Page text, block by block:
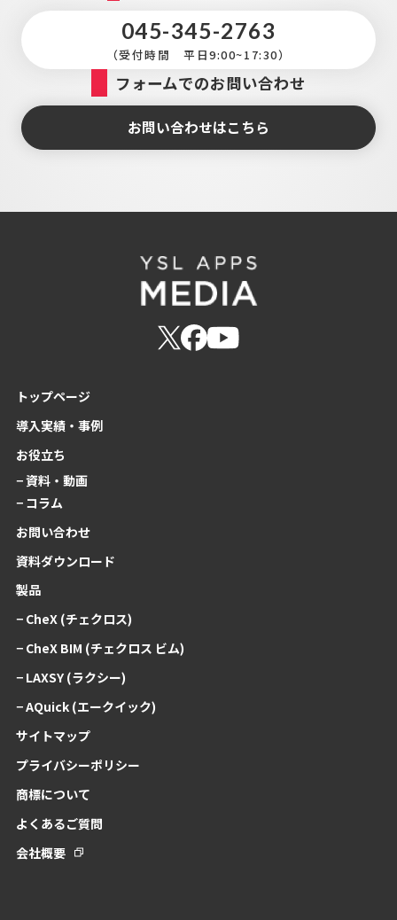
045-345-2763
（受付時間 平日9:00~17:30）
フォームでのお問い合わせ
お問い合わせはこちら
トップページ
導入実績・事例
お役立ち
− 資料・動画
− コラム
お問い合わせ
資料ダウンロード
製品
− CheX (チェクロス)
− CheX BIM (チェクロス ビム)
− LAXSY (ラクシー)
− AQuick (エークイック)
サイトマップ
プライバシーポリシー
商標について
よくあるご質問
会社概要